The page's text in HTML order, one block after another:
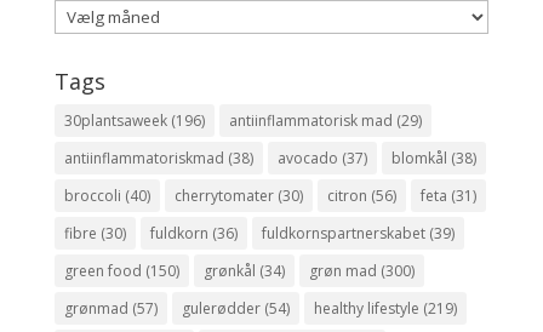
Arkiv
Tags
30plantsaweek(196) antiinflammatorisk mad (29)
antiinflammatoriskmad (38) avocado (37) blomkål (38)
broccoli (40) cherrytomater(30) citron (56) feta (31)
fibre (30) fuldkorn (36) fuldkornspartnerskabet(39)
green food (150) grønkål (34) grøn mad (300)
grønmad (57) gulerødder(54) healthy lifestyle (219)